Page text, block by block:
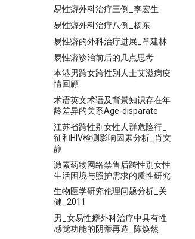
易性癖外科治疗三例_李宏生
易性癖外科治疗八例_杨东
易性癖的外科治疗进展_章建林
易性癖诊治前后的几点思考
本港男跨女跨性別人士艾滋病疫
情回顧
术语英文术语及背景知识存在年
龄差异的关系Age-disparate
江苏省跨性别女性人群危险行_
征和HIV检测影响因素分析_肖文
静
激素药物网络禁售后跨性别女性
生活困境与照护需求的质性研究
生物医学研究伦理问题分析_关
健_2011
男_女易性癖外科治疗中具有性
感觉功能的阴蒂再造_陈焕然